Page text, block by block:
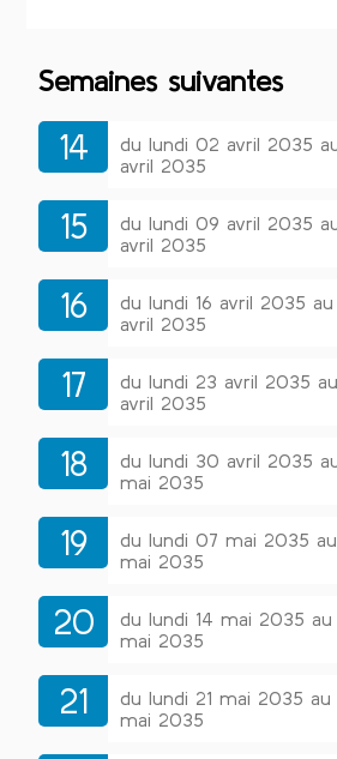
Semaines suivantes
14
du lundi 02 avril 2035
avril 2035
15
du lundi 09 avril 2035
avril 2035
16
du lundi 16 avril 2035
avril 2035
17
du lundi 23 avril 2035
avril 2035
18
du lundi 30 avril 2035
mai 2035
19
du lundi 07 mai 2035
mai 2035
20
du lundi 14 mai 2035
mai 2035
21
du lundi 21 mai 2035 au
mai 2035